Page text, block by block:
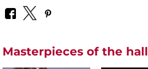
Masterpieces of the hall